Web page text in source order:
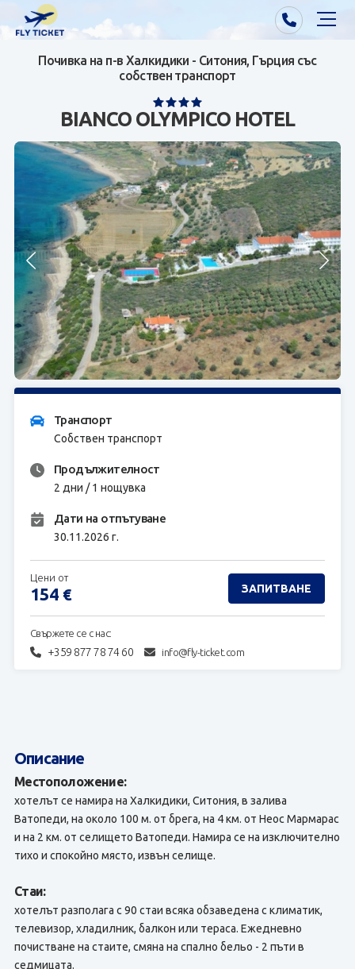
Почивки от Варна
Почивки от София/Пловдив/Бургас
Самолетни билети
Визи
Контакти
За нас
ЗАПИТВАНЕ
Почивка на п-в Халкидики - Ситония, Гърция със
собствен транспорт
BIANCO OLYMPICO HOTEL
Транспорт
Собствен транспорт
Продължителност
2 дни / 1 нощувка
Дати на отпътуване
30.11.2026 г.
Свържете се с нас:
+359 877 78 74 60 info@fly-ticket.com
Цени от
154 € ЗАПИТВАНЕ
Описание
Местоположение:
хотелът се намира на Халкидики, Ситония, в залива
Ватопеди, на около 100 м. от брега, на 4 км. от Неос Мармарас
и на 2 км. от селището Ватопеди. Намира се на изключително
тихо и спокойно място, извън селище.
Стаи:
хотелът разполага с 90 стаи всяка обзаведена с климатик,
телевизор, хладилник, балкон или тераса. Ежедневно
почистване на стаите, смяна на спално бельо - 2 пъти в
седмицата.